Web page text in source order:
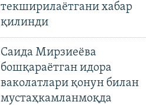
текширилаётгани хабар
қилинди
Саида Мирзиеёва
бошқараётган идора
ваколатлари қонун билан
мустаҳкамланмоқда